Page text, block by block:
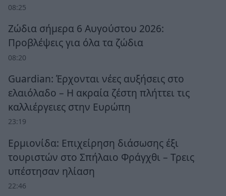
08:25
Ζώδια σήμερα 6 Αυγούστου 2026:
Προβλέψεις για όλα τα ζώδια
08:20
Guardian: Έρχονται νέες αυξήσεις στο
ελαιόλαδο – Η ακραία ζέστη πλήττει τις
καλλιέργειες στην Ευρώπη
23:19
Ερμιονίδα: Επιχείρηση διάσωσης έξι
τουριστών στο Σπήλαιο Φράγχθι – Τρεις
υπέστησαν ηλίαση
22:46